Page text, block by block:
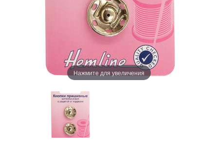
Нажмите для увеличения